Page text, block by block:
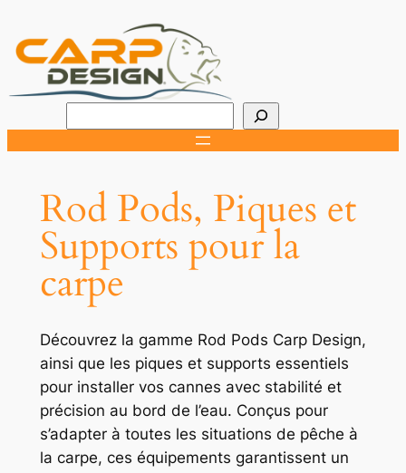
au
contenu
e
c
h
e
Rod Pods, Piques et
Supports pour la
carpe
Découvrez la gamme Rod Pods Carp Design,
ainsi que les piques et supports essentiels
pour installer vos cannes avec stabilité et
précision au bord de l’eau. Conçus pour
s’adapter à toutes les situations de pêche à
la carpe, ces équipements garantissent un